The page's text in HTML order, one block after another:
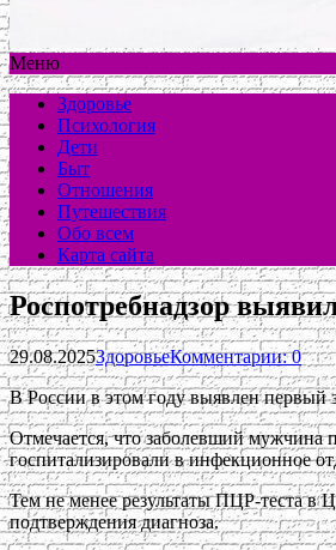
Меню
Здоровье
Психология
Дети
Быт
Отношения
Путешествия
Обо всем
Карта сайта
Роспотребнадзор
29.08.2025ЗдоровьеКомментарии: 0
В России в этом году выявлен первый
Отмечается, что заболевший мужчина
госпитализировали в инфекционное
Тем не менее результаты ПЦР-теста в
подтверждения диагноза.